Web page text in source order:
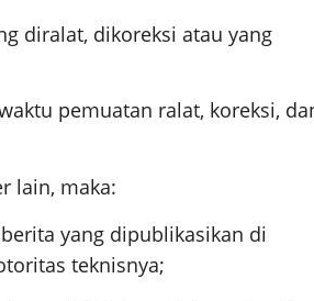
diralat, dikoreksi atau yang
pemuatan ralat, koreksi,
lain, maka:
yang dipublikasikan di
teknisnya;